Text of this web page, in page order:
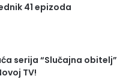
41 epizoda
serija “Slučajna obitelj”
TV!